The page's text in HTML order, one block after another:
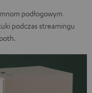
podłogowym
podczas streamingu